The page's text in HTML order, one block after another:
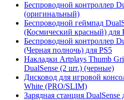
Беспроводной контроллер
(оригинальный)
Беспроводной геймпад
(Космический красный) для
Беспроводной контроллер
(Черная полночь) для PS5
Накладки Artplays Thumb
DualSense (2 шт.) (черные)
Дисковод для игровой
White (PRO/SLIM)
Зарядная станция DualSense